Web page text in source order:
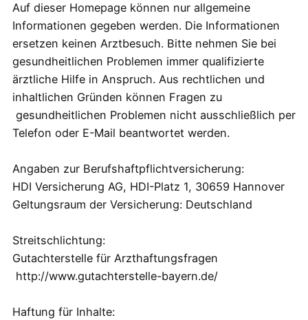
Auf dieser Homepage können nur allgemeine
Informationen gegeben werden. Die Informationen
ersetzen keinen Arztbesuch. Bitte nehmen Sie bei
gesundheitlichen Problemen immer qualifizierte
ärztliche Hilfe in Anspruch. Aus rechtlichen und
inhaltlichen Gründen können Fragen zu
gesundheitlichen Problemen nicht ausschließlich per
Telefon oder E-Mail beantwortet werden.
Angaben zur Berufshaftpflichtversicherung:
HDI Versicherung AG, HDI-Platz 1, 30659 Hannover
Geltungsraum der Versicherung: Deutschland
Streitschlichtung:
Gutachterstelle für Arzthaftungsfragen
http://www.gutachterstelle-bayern.de/
Haftung für Inhalte: